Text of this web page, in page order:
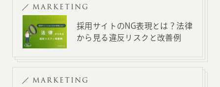
MARKETING
採用サイトのNG表現とは？法律
から見る違反リスクと改善例
MARKETING